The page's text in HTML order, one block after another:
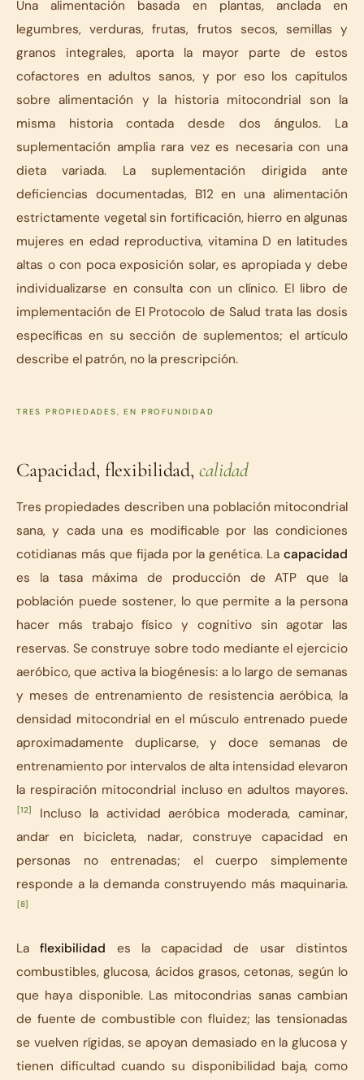
Una alimentación basada en plantas, anclada en
legumbres, verduras, frutas, frutos secos, semillas y
granos integrales, aporta la mayor parte de estos
cofactores en adultos sanos, y por eso los capítulos
sobre alimentación y la historia mitocondrial son la
misma historia contada desde dos ángulos. La
suplementación amplia rara vez es necesaria con una
dieta variada. La suplementación dirigida ante
deficiencias documentadas, B12 en una alimentación
estrictamente vegetal sin fortificación, hierro en algunas
mujeres en edad reproductiva, vitamina D en latitudes
altas o con poca exposición solar, es apropiada y debe
individualizarse en consulta con un clínico. El libro de
implementación de El Protocolo de Salud trata las dosis
específicas en su sección de suplementos; el artículo
describe el patrón, no la prescripción.
TRES PROPIEDADES, EN PROFUNDIDAD
Capacidad, flexibilidad, calidad
Tres propiedades describen una población mitocondrial
sana, y cada una es modificable por las condiciones
cotidianas más que fijada por la genética. La capacidad
es la tasa máxima de producción de ATP que la
población puede sostener, lo que permite a la persona
hacer más trabajo físico y cognitivo sin agotar las
reservas. Se construye sobre todo mediante el ejercicio
aeróbico, que activa la biogénesis: a lo largo de semanas
y meses de entrenamiento de resistencia aeróbica, la
densidad mitocondrial en el músculo entrenado puede
aproximadamente duplicarse, y doce semanas de
entrenamiento por intervalos de alta intensidad elevaron
la respiración mitocondrial incluso en adultos mayores.
[12]
Incluso la actividad aeróbica moderada, caminar,
andar en bicicleta, nadar, construye capacidad en
personas no entrenadas; el cuerpo simplemente
responde a la demanda construyendo más maquinaria.
[8]
Laflexibilidad es la capacidad de usar distintos
combustibles, glucosa, ácidos grasos, cetonas, según lo
que haya disponible. Las mitocondrias sanas cambian
de fuente de combustible con fluidez; las tensionadas
se vuelven rígidas, se apoyan demasiado en la glucosa y
tienen dificultad cuando su disponibilidad baja, como